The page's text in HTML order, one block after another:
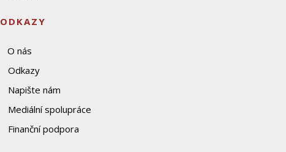
ODKAZY
O nás
Odkazy
Napište nám
Mediální spolupráce
Finanční podpora